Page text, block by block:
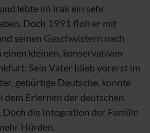
lebte im Irak ein sehr
Doch 1991 floh er mit
seinen Geschwistern nach
einen kleinen, konservativen
Sein Vater blieb vorerst im
gebürtige Deutsche, konnte
dem Erlernen der deutschen
Doch die Integration der Familie
Hürden.